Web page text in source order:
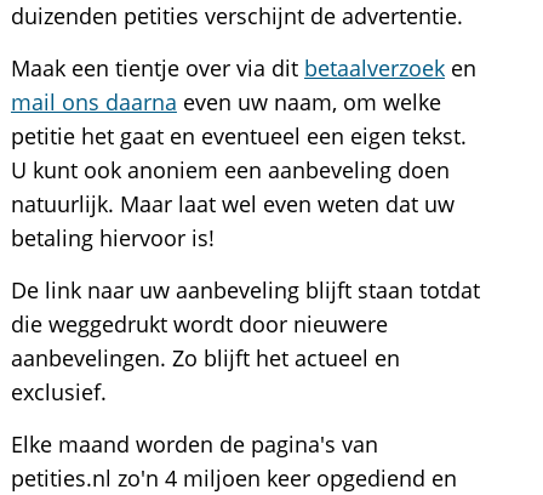
duizenden petities verschijnt de advertentie.
Maak een tientje over via dit betaalverzoeken
mail ons daarna even uw naam, om welke
petitie het gaat en eventueel een eigen tekst.
U kunt ook anoniem een aanbeveling doen
natuurlijk. Maar laat wel even weten dat uw
betaling hiervoor is!
De link naar uw aanbeveling blijft staan totdat
die weggedrukt wordt door nieuwere
aanbevelingen. Zo blijft het actueel en
exclusief.
Elke maand worden de pagina's van
petities.nl zo'n 4 miljoen keer opgediend en